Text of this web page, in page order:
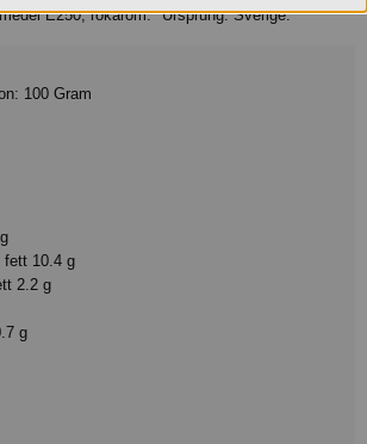
E250, rökarom. *Ursprung: Sverige.
100 Gram
fett 10.4 g
2.2 g
g